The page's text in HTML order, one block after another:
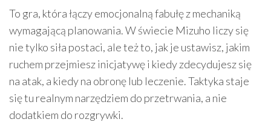
To gra, która łączy emocjonalną fabułę z mechaniką
wymagającą planowania. W świecie Mizuho liczy się
nie tylko siła postaci, ale też to, jak je ustawisz, jakim
ruchem przejmiesz inicjatywę i kiedy zdecydujesz się
na atak, a kiedy na obronę lub leczenie. Taktyka staje
się tu realnym narzędziem do przetrwania, a nie
dodatkiem do rozgrywki.